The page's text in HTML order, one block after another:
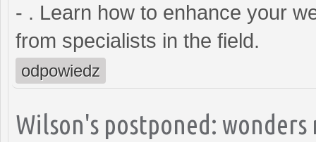
- . Learn how to enhance your
from specialists in the field.
odpowiedz
Wilson's postponed: